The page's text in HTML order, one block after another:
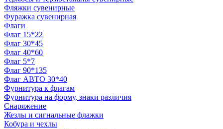
Фляжки сувенирные
Фуражка сувенирная
Флаги
Флаг 15*22
Флаг 30*45
Флаг 40*60
Флаг 5*7
Флаг 90*135
Флаг АВТО 30*40
Фурнитура к флагам
Фурнитура на форму, знаки различия
Снаряжение
Жезлы и сигнальные флажки
Кобура и чехлы